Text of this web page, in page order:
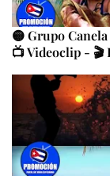
🟡 Grupo
📺 Videoclip -